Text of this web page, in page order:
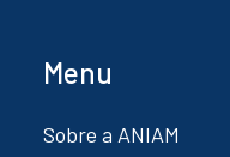
Menu
Sobre a ANIAM